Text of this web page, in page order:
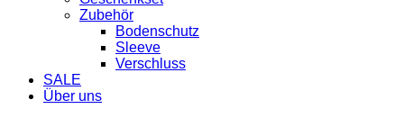
Zubehör
Bodenschutz
Sleeve
Verschluss
SALE
Über uns